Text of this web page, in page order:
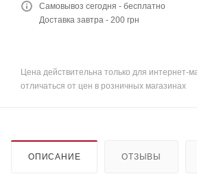
Самовывоз сегодня - бесплатно
Доставка завтра - 200 грн
Цена действительна только для интернет-
отличаться от цен в розничных магазинах
ОПИСАНИЕ ОТЗЫВЫ